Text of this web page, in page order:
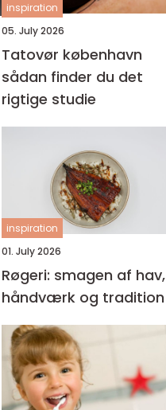
inspiration
05. July 2026
Tatovør københavn
sådan finder du det
rigtige studie
inspiration
01. July 2026
Røgeri: smagen af hav,
håndværk og tradition